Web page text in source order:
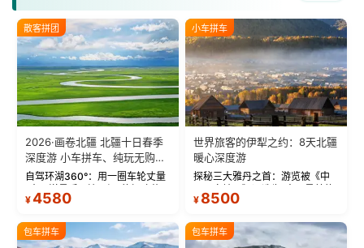
散客拼团
2026·画卷北疆 北疆十日春季
深度游 小车拼车、纯玩无购
物！
自驾环湖360°：用一圈车轮丈量
蓝。 赛湖旅拍：甄选多款风格服
绝美瞬间。 赛湖坦克300跟车视
频：专业摄影师...
¥4580
小车拼车
世界旅客的伊犁之约：8天北疆
暖心深度游
探秘三大雅丹之首：游览被《中
三大雅丹”第一名的克拉玛依魔鬼
瓦人最大村落——禾木村，欣赏
晨雾与小木...
¥ 8500
包车拼车 包车拼车